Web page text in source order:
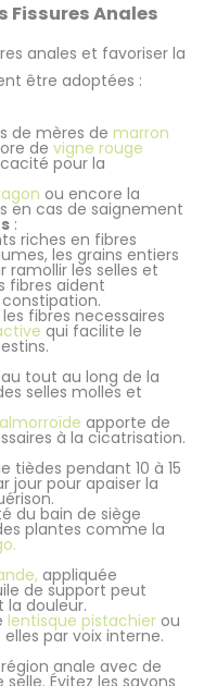
Fissures Anales
anales et favoriser la
être adoptées :
de mères de marron
de vigne rouge
pour la
ou encore la
en cas de saignement
:
riches en fibres
les grains entiers
ramollir les selles et
fibres aident
fibres necessaires
qui facilite le
tout au long de la
selles molles et
apporte de
à la cicatrisation.
tièdes pendant 10 à 15
jour pour apaiser la
du bain de siège
plantes comme la
appliquée
de support peut
la douleur.
lentisque pistachier ou
elles par voix interne.
anale avec de
Évitez les savons